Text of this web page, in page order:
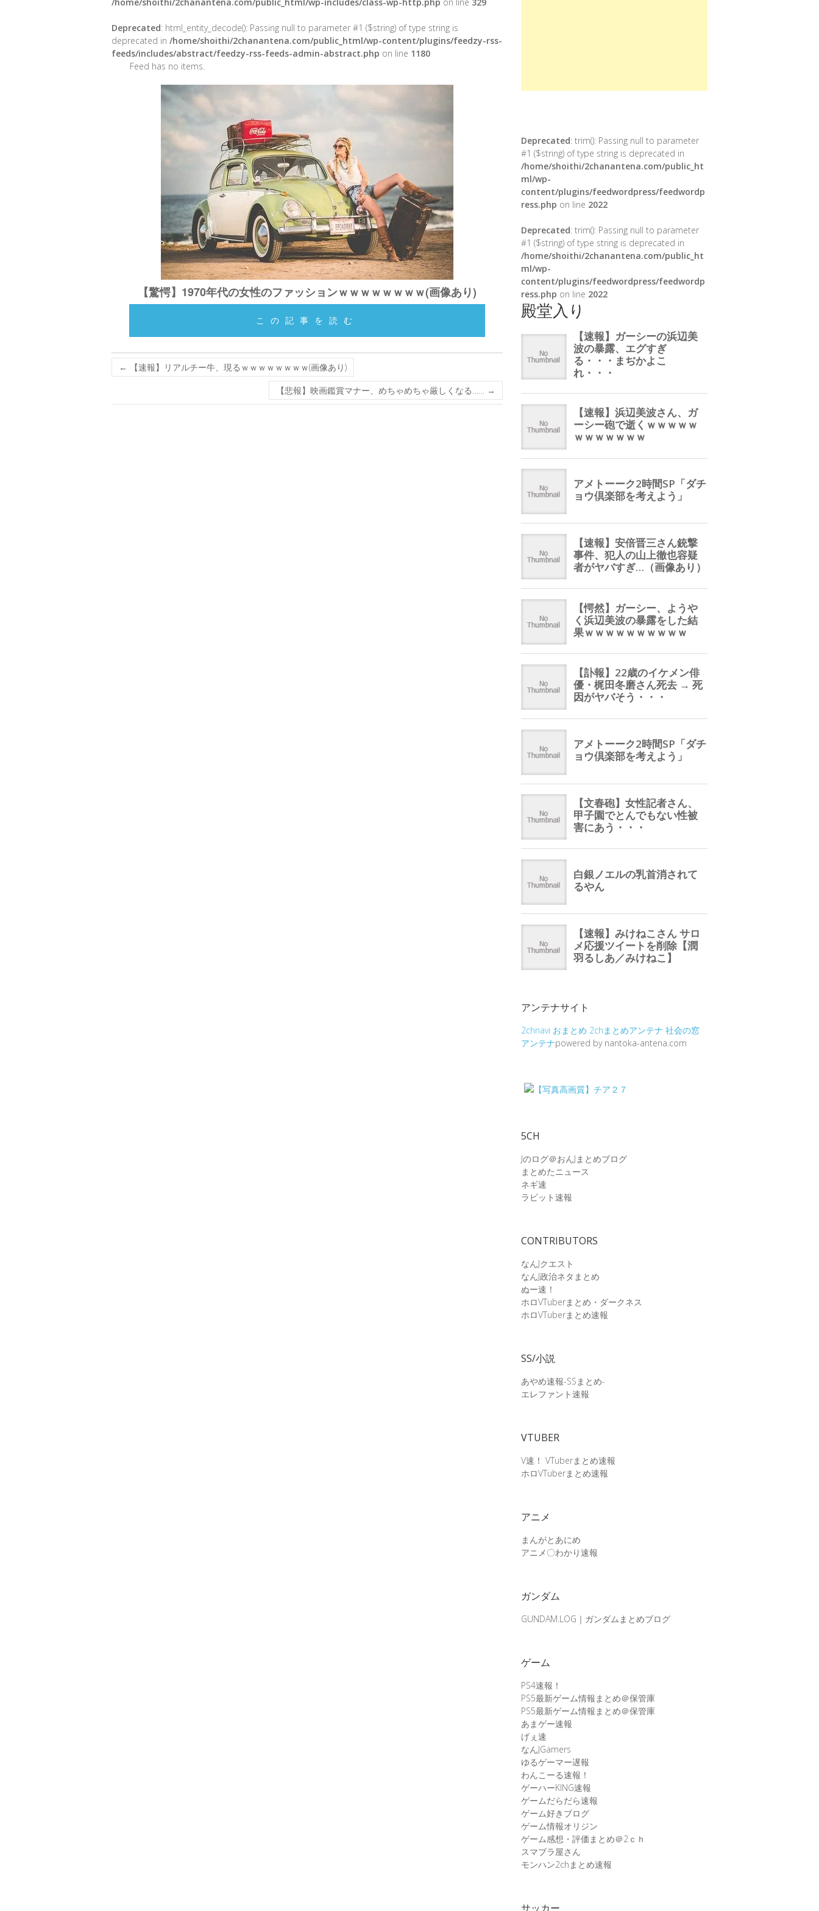
Deprecated: html_entity_decode(): Passing null to parameter #1 ($string) of type string is
deprecated in /home/shoithi/2chanantena.com/public_html/wp-content/plugins/feedzy-rss-
feeds/includes/abstract/feedzy-rss-feeds-admin-abstract.php on line 1180
Feed has no items.
【驚愕】1970年代の女性のファッションｗｗｗｗｗｗｗｗ(画像あり)
この記事を読む
←
【速報】リアルチー牛、現るｗｗｗｗｗｗｗｗ(画像あり)
【悲報】映画鑑賞マナー、めちゃめちゃ厳しくなる…… →
Deprecated: trim(): Passing null to parameter
#1 ($string) of type string is deprecated in
/home/shoithi/2chanantena.com/public_ht
ml/wp-
content/plugins/feedwordpress/feedwordp
ress.php on line 2022
Deprecated: trim(): Passing null to parameter
#1 ($string) of type string is deprecated in
/home/shoithi/2chanantena.com/public_ht
ml/wp-
content/plugins/feedwordpress/feedwordp
ress.php on line 2022
殿堂入り
アンテナサイト
2chnavi おまとめ 2chまとめアンテナ 社会の窓
アンテナpowered by nantoka-antena.com
5CH
Jのログ＠おんJまとめブログ
まとめたニュース
ネギ速
ラビット速報
CONTRIBUTORS
なんJクエスト
なんJ政治ネタまとめ
ぬー速！
ホロVTuberまとめ・ダークネス
ホロVTuberまとめ速報
SS/小説
あやめ速報-SSまとめ-
エレファント速報
VTUBER
V速！ VTuberまとめ速報
ホロVTuberまとめ速報
アニメ
まんがとあにめ
アニメ〇わかり速報
ガンダム
GUNDAM.LOG｜ガンダムまとめブログ
ゲーム
PS4速報！
PS5最新ゲーム情報まとめ＠保管庫
PS5最新ゲーム情報まとめ＠保管庫
あまゲー速報
げぇ速
なんJGamers
ゆるゲーマー遅報
わんこーる速報！
ゲーハーKING速報
ゲームだらだら速報
ゲーム好きブログ
ゲーム情報オリジン
ゲーム感想・評価まとめ＠2ｃｈ
スマブラ屋さん
モンハン2chまとめ速報
サッカー